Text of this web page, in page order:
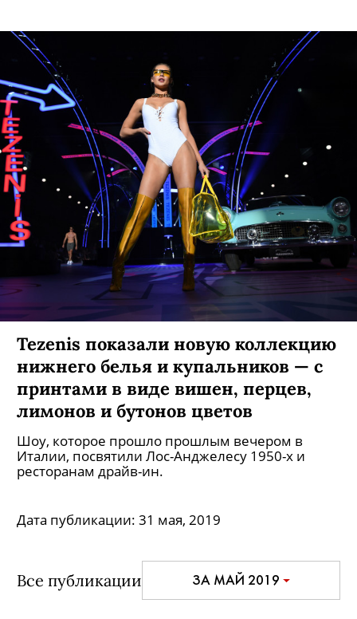
Tezenis показали новую коллекцию
нижнего белья и купальников — с
принтами в виде вишен, перцев,
лимонов и бутонов цветов
Шоу, которое прошло прошлым вечером в
Италии, посвятили Лос-Анджелесу 1950-х и
ресторанам драйв-ин.
Дата публикации: 31 мая, 2019
Все публикации ЗА МАЙ 2019